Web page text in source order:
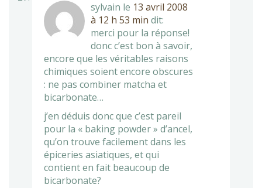
sylvain le 13 avril 2008
à 12 h 53 min dit:
merci pour la réponse!
donc c’est bon à savoir,
encore que les véritables raisons
chimiques soient encore obscures
: ne pas combiner matcha et
bicarbonate…
j’en déduis donc que c’est pareil
pour la « baking powder » d’ancel,
qu’on trouve facilement dans les
épiceries asiatiques, et qui
contient en fait beaucoup de
bicarbonate?